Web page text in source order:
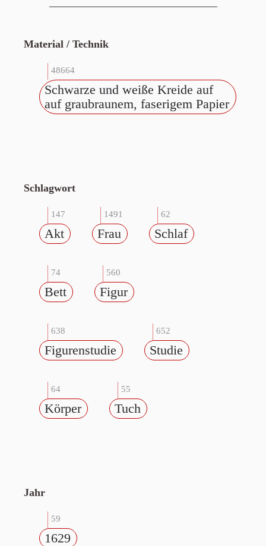
Material / Technik
48664
Schwarze und weiße Kreide auf
auf graubraunem, faserigem Papier
Schlagwort
147
Akt
1491
Frau
62
Schlaf
74
Bett
560
Figur
638
Figurenstudie
652
Studie
64
Körper
55
Tuch
Jahr
59
1629